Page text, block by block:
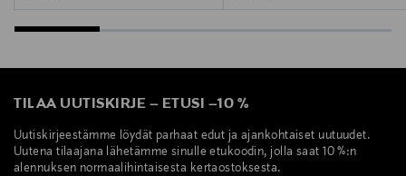
TILAA UUTISKIRJE – ETUSI –10 %
Uutiskirjeestämme löydät parhaat edut ja ajankohtaiset uutuudet.
Uutena tilaajana lähetämme sinulle etukoodin, jolla saat 10 %:n
alennuksen normaalihintaisesta kertaostoksesta.